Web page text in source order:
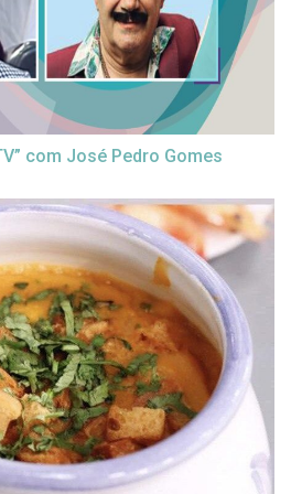
com José Pedro Gomes